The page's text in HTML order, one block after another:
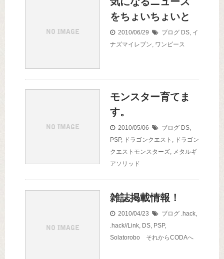
をちょいちょいと
2010/06/29 ブログ DS, イ
ナズマイレブン, ワンピース
モンスター育てま
す。
2010/05/06 ブログ DS,
PSP, ドラゴンクエスト , ドラゴン
クエストモンスターズ, メタルギ
アソリッド
雑誌掲載情報！
2010/04/23 ブログ .hack,
.hack//Link, DS, PSP,
Solatorobo それからCODAへ